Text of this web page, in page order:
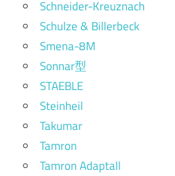
Schneider-Kreuznach
Schulze & Billerbeck
Smena-8M
Sonnar型
STAEBLE
Steinheil
Takumar
Tamron
Tamron Adaptall